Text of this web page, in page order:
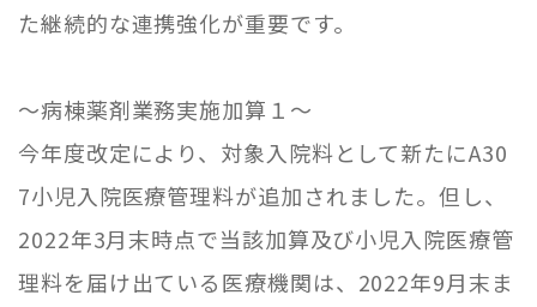
た継続的な連携強化が重要です。
～病棟薬剤業務実施加算１～
今年度改定により、対象入院料として新たにA30
7小児入院医療管理料が追加されました。但し、
2022年3月末時点で当該加算及び小児入院医療管
理料を届け出ている医療機関は、 2022年9月末ま